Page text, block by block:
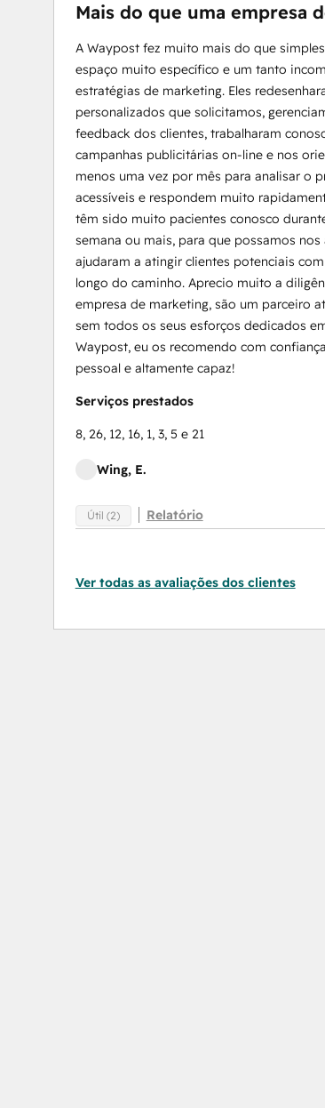
Mais do que uma empresa
A Waypost fez muito mais do que
espaço muito específico e um tanto
estratégias de marketing. Eles
personalizados que solicitamos,
feedback dos clientes, trabalharam
campanhas publicitárias on-line e nos
menos uma vez por mês para analisar o
acessíveis e respondem muito
têm sido muito pacientes conosco
semana ou mais, para que possamos
ajudaram a atingir clientes potenciais
longo do caminho. Aprecio muito a
empresa de marketing, são um parceiro
sem todos os seus esforços dedicados
Waypost, eu os recomendo com
pessoal e altamente capaz!
Serviços prestados
8, 26, 12, 16, 1, 3, 5 e 21
Wing, E.
Útil (2) Relatório
Ver todas as avaliações dos clientes